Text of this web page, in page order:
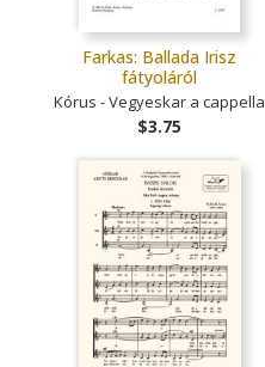
Farkas: Ballada Irisz
fátyoláról
Kórus - Vegyeskar a cappella
$3.75